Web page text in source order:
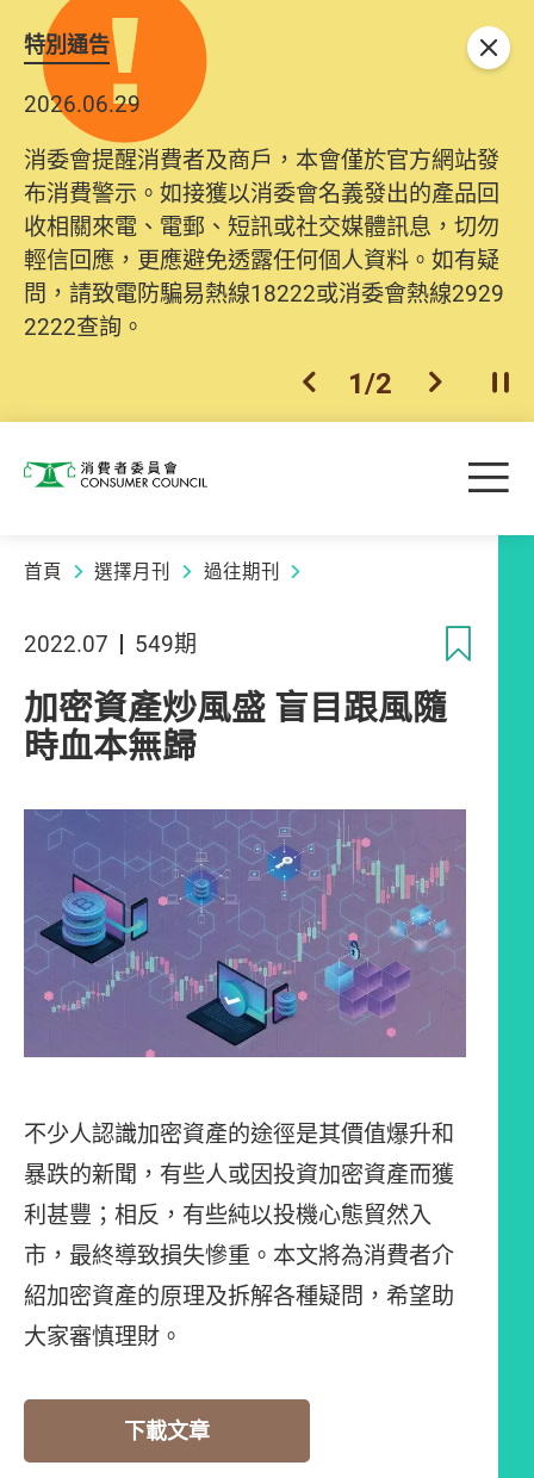
特別通告
2026.06.29
消委會提醒消費者及商戶，本會僅於官方網站發
布消費警示。如接獲以消委會名義發出的產品回
收相關來電、電郵、短訊或社交媒體訊息，切勿
輕信回應，更應避免透露任何個人資料。如有疑
問，請致電防騙易熱線18222或消委會熱線2929
2222查詢。
上一個
1/2 下一個開
關閉
消費者委員會 目
首頁 選擇月刊 過往期刊
2022.07 549期
加密資產炒風盛 盲目跟風隨
時血本無歸
不少人認識加密資產的途徑是其價值爆升和
暴跌的新聞，有些人或因投資加密資產而獲
利甚豐；相反，有些純以投機心態貿然入
市，最終導致損失慘重。本文將為消費者介
紹加密資產的原理及拆解各種疑問，希望助
大家審慎理財。
下載文章